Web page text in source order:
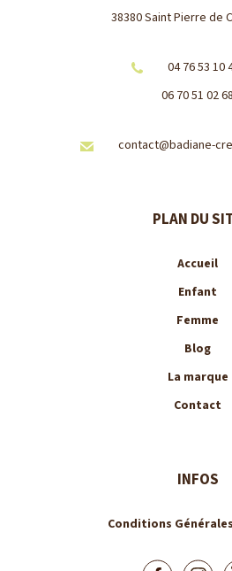
38380 Saint Pierre de
04 76 53 10
06 70 51 02 68
contact@badiane-
PLAN DU
Accueil
Enfant
Femme
Blog
La marque
Contact
INFOS
Conditions